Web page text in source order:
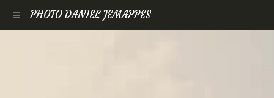
PHOTO DANIEL JEMAPPES